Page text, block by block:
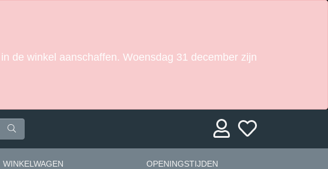
de winkel aanschaffen. Woensdag 31 december zijn
WINKELWAGEN OPENINGSTIJDEN